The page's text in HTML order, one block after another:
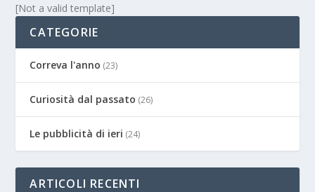
[Not a valid template]
CATEGORIE
Correva l'anno (23)
Curiosità dal passato (26)
Le pubblicità di ieri (24)
ARTICOLI RECENTI